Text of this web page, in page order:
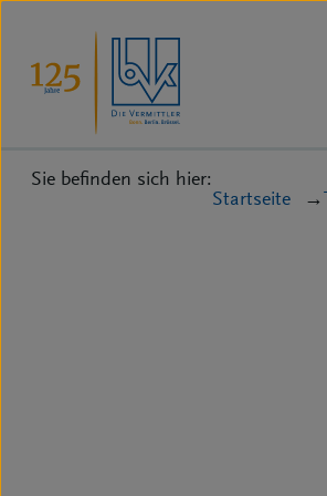
Sie befinden sich hier:
Startseite